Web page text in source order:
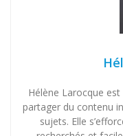
Hélène Larocque
partager du contenu
sujets. Elle